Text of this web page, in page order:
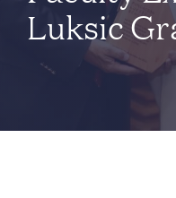
Luksic